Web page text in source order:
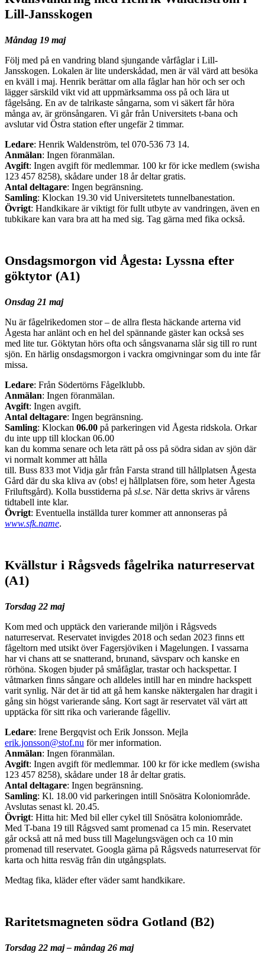
Lill-Jansskogen
Måndag 19 maj
Följ med på en vandring bland sjungande vårfåglar i Lill-
Jansskogen. Lokalen är lite underskådad, men är väl värd att besöka
en kväll i maj. Henrik berättar om alla fåglar han hör och ser och
lägger särskild vikt vid att uppmärksamma oss på och lära ut
fågelsång. En av de talrikaste sångarna, som vi säkert får höra
många av, är grönsångaren. Vi går från Universitets t-bana och
avslutar vid Östra station efter ungefär 2 timmar.
Ledare: Henrik Waldenström, tel 070-536 73 14.
Anmälan: Ingen föranmälan.
Avgift: Ingen avgift för medlemmar. 100 kr för icke medlem (swisha
123 457 8258), skådare under 18 år deltar gratis.
Antal deltagare: Ingen begränsning.
Samling: Klockan 19.30 vid Universitetets tunnelbanestation.
Övrigt: Handkikare är viktigt för fullt utbyte av vandringen, även en
tubkikare kan vara bra att ha med sig. Tag gärna med fika också.
Onsdagsmorgon vid Ågesta: Lyssna efter
göktytor (A1)
Onsdag 21 maj
Nu är fågelrikedomen stor – de allra flesta häckande arterna vid
Ågesta har anlänt och en hel del spännande gäster kan också ses
med lite tur. Göktytan hörs ofta och sångsvanarna slår sig till ro runt
sjön. En härlig onsdagsmorgon i vackra omgivningar som du inte får
missa.
Ledare: Från Södertörns Fågelklubb.
Anmälan: Ingen föranmälan.
Avgift: Ingen avgift.
Antal deltagare: Ingen begränsning.
Samling: Klockan 06.00 på parkeringen vid Ågesta ridskola. Orkar
du inte upp till klockan 06.00
kan du komma senare och leta rätt på oss på södra sidan av sjön där
vi normalt kommer att hålla
till. Buss 833 mot Vidja går från Farsta strand till hållplatsen Ågesta
Gård där du ska kliva av (obs! ej hållplatsen före, som heter Ågesta
Friluftsgård). Kolla busstiderna på sl.se. När detta skrivs är vårens
tidtabell inte klar.
Övrigt: Eventuella inställda turer kommer att annonseras på
www.sfk.name.
Kvällstur i Rågsveds fågelrika naturreservat
(A1)
Torsdag 22 maj
Kom med och upptäck den varierande miljön i Rågsveds
naturreservat. Reservatet invigdes 2018 och sedan 2023 finns ett
fågeltorn med utsikt över Fagersjöviken i Magelungen. I vassarna
har vi chans att se snatterand, brunand, sävsparv och kanske en
rörhöna. Skogen bjuder på småfåglar, trastar och hackspettar. I
våtmarken finns sångare och alldeles intill har en mindre hackspett
varit synlig. När det är tid att gå hem kanske näktergalen har dragit i
gång sin högst varierande sång. Kort sagt är reservatet väl värt att
upptäcka för sitt rika och varierande fågelliv.
Ledare: Irene Bergqvist och Erik Jonsson. Mejla
erik.jonsson@stof.nu för mer information.
Anmälan: Ingen föranmälan.
Avgift: Ingen avgift för medlemmar. 100 kr för icke medlem (swisha
123 457 8258), skådare under 18 år deltar gratis.
Antal deltagare: Ingen begränsning.
Samling: Kl. 18.00 vid parkeringen intill Snösätra Koloniområde.
Avslutas senast kl. 20.45.
Övrigt: Hitta hit: Med bil eller cykel till Snösätra koloniområde.
Med T-bana 19 till Rågsved samt promenad ca 15 min. Reservatet
går också att nå med buss till Magelungsvägen och ca 10 min
promenad till reservatet. Googla gärna på Rågsveds naturreservat för
karta och hitta resväg från din utgångsplats.
Medtag fika, kläder efter väder samt handkikare.
Raritetsmagneten södra Gotland (B2)
Torsdag 22 maj – måndag 26 maj